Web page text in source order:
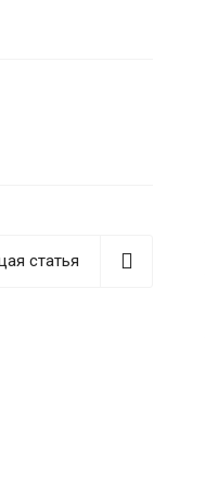
статья